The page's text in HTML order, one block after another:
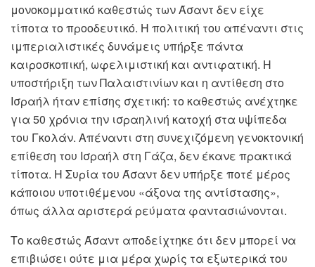
μονοκομματικό καθεστώς των Άσαντ δεν είχε
τίποτα το προοδευτικό. Η πολιτική του απέναντι στις
ιμπεριαλιστικές δυνάμεις υπήρξε πάντα
καιροσκοπική, ωφελιμιστική και αντιφατική. Η
υποστήριξη των Παλαιστινίων και η αντίθεση στο
Ισραήλ ήταν επίσης σχετική: το καθεστώς ανέχτηκε
για 50 χρόνια την ισραηλινή κατοχή στα υψίπεδα
του Γκολάν. Απέναντι στη συνεχιζόμενη γενοκτονική
επίθεση του Ισραήλ στη Γάζα, δεν έκανε πρακτικά
τίποτα. Η Συρία του Άσαντ δεν υπήρξε ποτέ μέρος
κάποιου υποτιθέμενου «άξονα της αντίστασης»,
όπως άλλα αριστερά ρεύματα φαντασιώνονται.
Το καθεστώς Άσαντ αποδείχτηκε ότι δεν μπορεί να
επιβιώσει ούτε μια μέρα χωρίς τα εξωτερικά του